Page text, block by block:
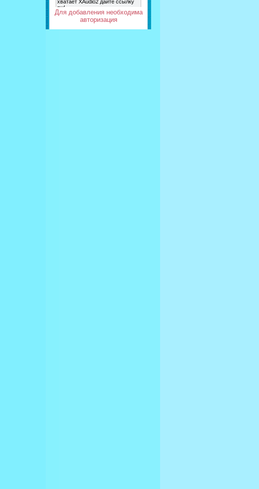
Для добавления необходима
авторизация